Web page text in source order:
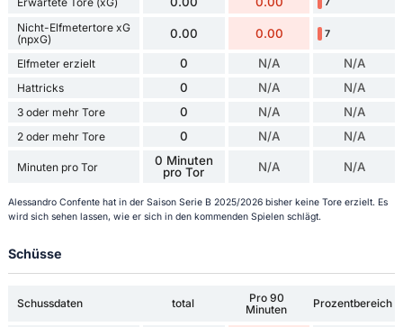
Nicht-Elfmetertore xG
(npxG)
0.00 0.00 7
Elfmeter erzielt 0 N/A N/A
Hattricks 0 N/A N/A
3 oder mehr Tore 0 N/A N/A
2 oder mehr Tore 0 N/A N/A
Minuten pro Tor
0 Minuten
pro Tor
N/A N/A
Alessandro Confente hat in der Saison Serie B 2025/2026 bisher keine Tore erzielt. Es
wird sich sehen lassen, wie er sich in den kommenden Spielen schlägt.
Schüsse
Schussdaten total
Pro 90
Minuten
Prozentbereich